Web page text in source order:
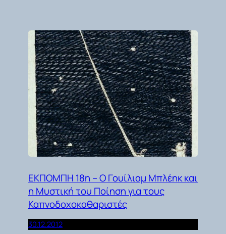
ΕΚΠΟΜΠΗ 18η – Ο Γουίλιαμ Μπλέηκ και
η Μυστική του Ποίηση για τους
Καπνοδοχοκαθαριστές
30.12.2012